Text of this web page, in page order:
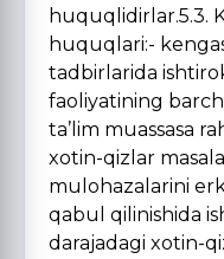
huquqlidirlar.5.3.
huquqlari:-
tadbirlarida
faoliyatining
ta’lim muassasa
xotin-qizlar
mulohazalarini
qabul qilinishida
darajadagi xotin-